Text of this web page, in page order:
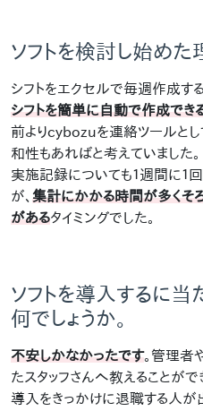
ソフトを検討し始め
シフトをエクセルで毎週作成す
シフトを簡単に自動で作成でき
前よりcybozuを連絡ツールとし
和性もあればと考えていました。
実施記録についても１週間に１
が、 集計にかかる時間が多くそ
があるタイミングでした。
ソフトを導入するに当
何でしょうか。
不安しかなかったです。管理者
たスタッフさんへ教えることが
導入をきっかけに退職する人が